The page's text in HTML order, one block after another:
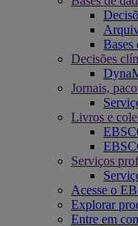
Bases
Decisões
Jornais,
Livros e
Serviços
Acesse o
Explorar
Entre em